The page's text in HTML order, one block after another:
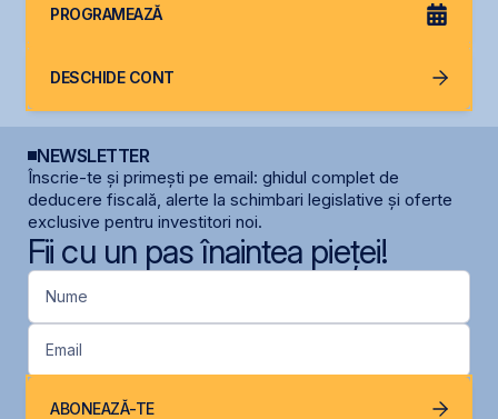
PROGRAMEAZĂ
DESCHIDE CONT
NEWSLETTER
Înscrie-te și primești pe email: ghidul complet de
deducere fiscală, alerte la schimbari legislative și oferte
exclusive pentru investitori noi.
Fii cu un pas înaintea pieței!
Nume
Email
ABONEAZĂ-TE